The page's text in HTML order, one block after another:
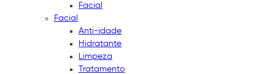
Facial
Facial
Anti-idade
Hidratante
Limpeza
Tratamento